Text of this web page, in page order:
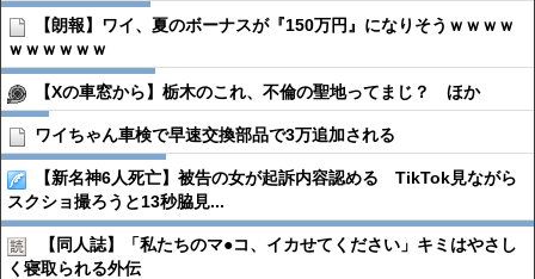
【朗報】ワイ、夏のボーナスが『150万円』になりそうｗｗｗｗ
ｗｗｗｗｗｗ
【Xの車窓から】栃木のこれ、不倫の聖地ってまじ？ ほか
ワイちゃん車検で早速交換部品で3万追加される
【新名神6人死亡】被告の女が起訴内容認める TikTok見ながら
スクショ撮ろうと13秒脇見...
【同人誌】「私たちのマ●︎コ、イカせてください」キミはやさし
く寝取られる外伝